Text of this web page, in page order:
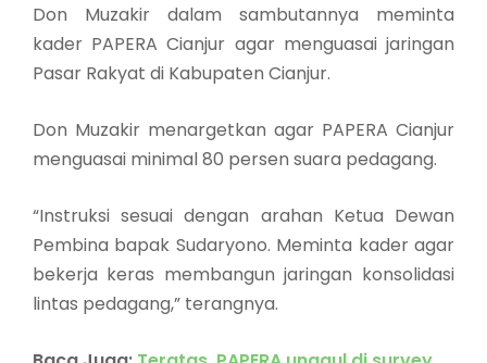
Don Muzakir dalam sambutannya meminta
kader PAPERA Cianjur agar menguasai jaringan
Pasar Rakyat di Kabupaten Cianjur.
Don Muzakir menargetkan agar PAPERA Cianjur
menguasai minimal 80 persen suara pedagang.
“Instruksi sesuai dengan arahan Ketua Dewan
Pembina bapak Sudaryono. Meminta kader agar
bekerja keras membangun jaringan konsolidasi
lintas pedagang,” terangnya.